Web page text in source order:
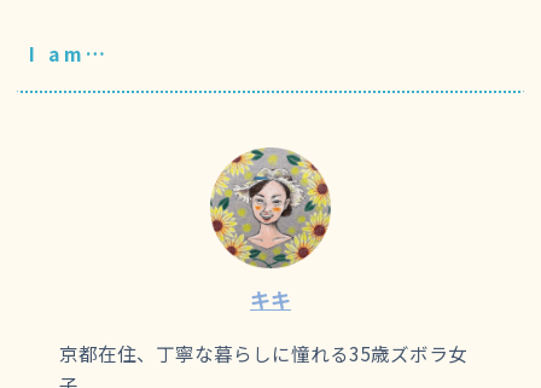
I am…
キキ
京都在住、丁寧な暮らしに憧れる35歳ズボラ女